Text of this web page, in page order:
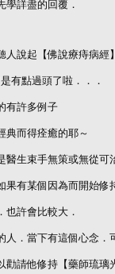
學詳盡的回覆．
人說起【佛說療痔病經
有點過頭了啦．．．
有許多例子
典而得痊癒的耶～
醫生束手無策或無從可
果有某個因為而開始修
也許會比較大．
人．當下有這個心念．
勸請他修持【藥師琉璃